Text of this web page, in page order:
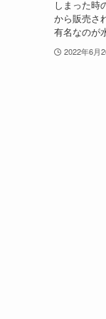
しまった時
から販売さ
有名なのが
2022年6月